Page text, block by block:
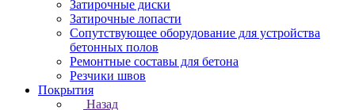
Затирочные диски
Затирочные лопасти
Сопутствующее оборудование для устройства
бетонных полов
Ремонтные составы для бетона
Резчики швов
Покрытия
Назад